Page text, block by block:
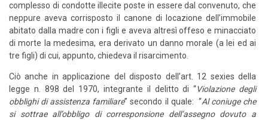
complesso di condotte illecite poste in essere dal convenuto, che
neppure aveva corrisposto il canone di locazione dell’immobile
abitato dalla madre con i figli e aveva altresì offeso e minacciato
di morte la medesima, era derivato un danno morale (a lei ed ai
tre figli) di cui, appunto, chiedeva il risarcimento.
Ciò anche in applicazione del disposto dell’art. 12 sexies della
legge n. 898 del 1970, integrante il delitto di “Violazione degli
obblighi di assistenza familiare” secondo il quale: “Al coniuge che
si sottrae all’obbligo di corresponsione dell’assegno dovuto a